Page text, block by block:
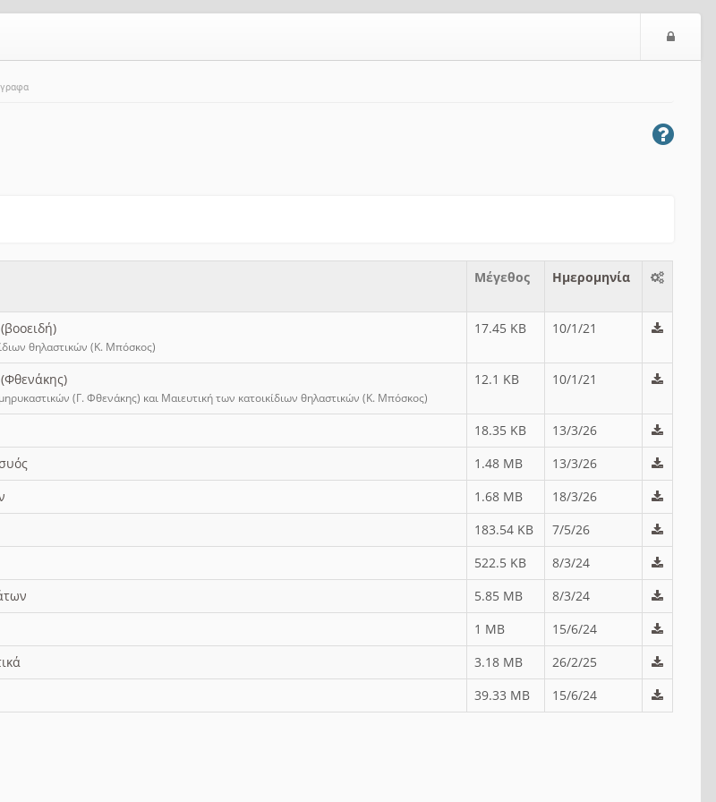
Μέγεθος Ημερομηνία
θηλαστικών (Κ. Μπόσκος)
17.45 KB 10/1/21
(Γ. Φθενάκης) και Μαιευτική των κατοικίδιων θηλαστικών (Κ. Μπόσκος)
12.1 KB 10/1/21
18.35 KB
13/3/26
1.48 MB
13/3/26
1.68 MB
18/3/26
183.54 KB
7/5/26
522.5 KB
8/3/24
5.85 MB
8/3/24
1 MB
15/6/24
3.18 MB
26/2/25
39.33 MB 15/6/24